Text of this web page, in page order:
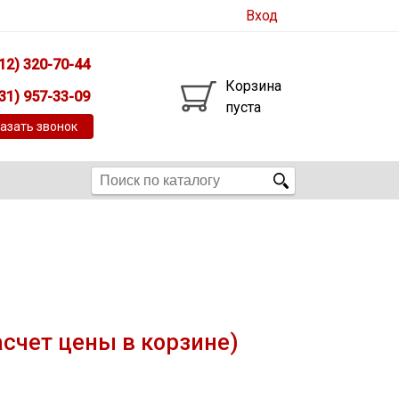
Вход
320-70-44
957-33-09
звонок
Корзина
пуста
цены в корзине)